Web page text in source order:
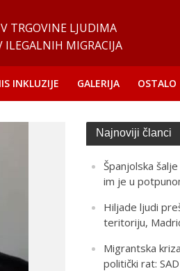
TRGOVINE LJUDIMA
ILEGALNIH MIGRACIJA
INKLUZIJE GALERIJA OSTALO
Najnoviji članci
Španjolska
im je u
Hiljade ljudi
teritoriju,
Migrantska
politički rat: